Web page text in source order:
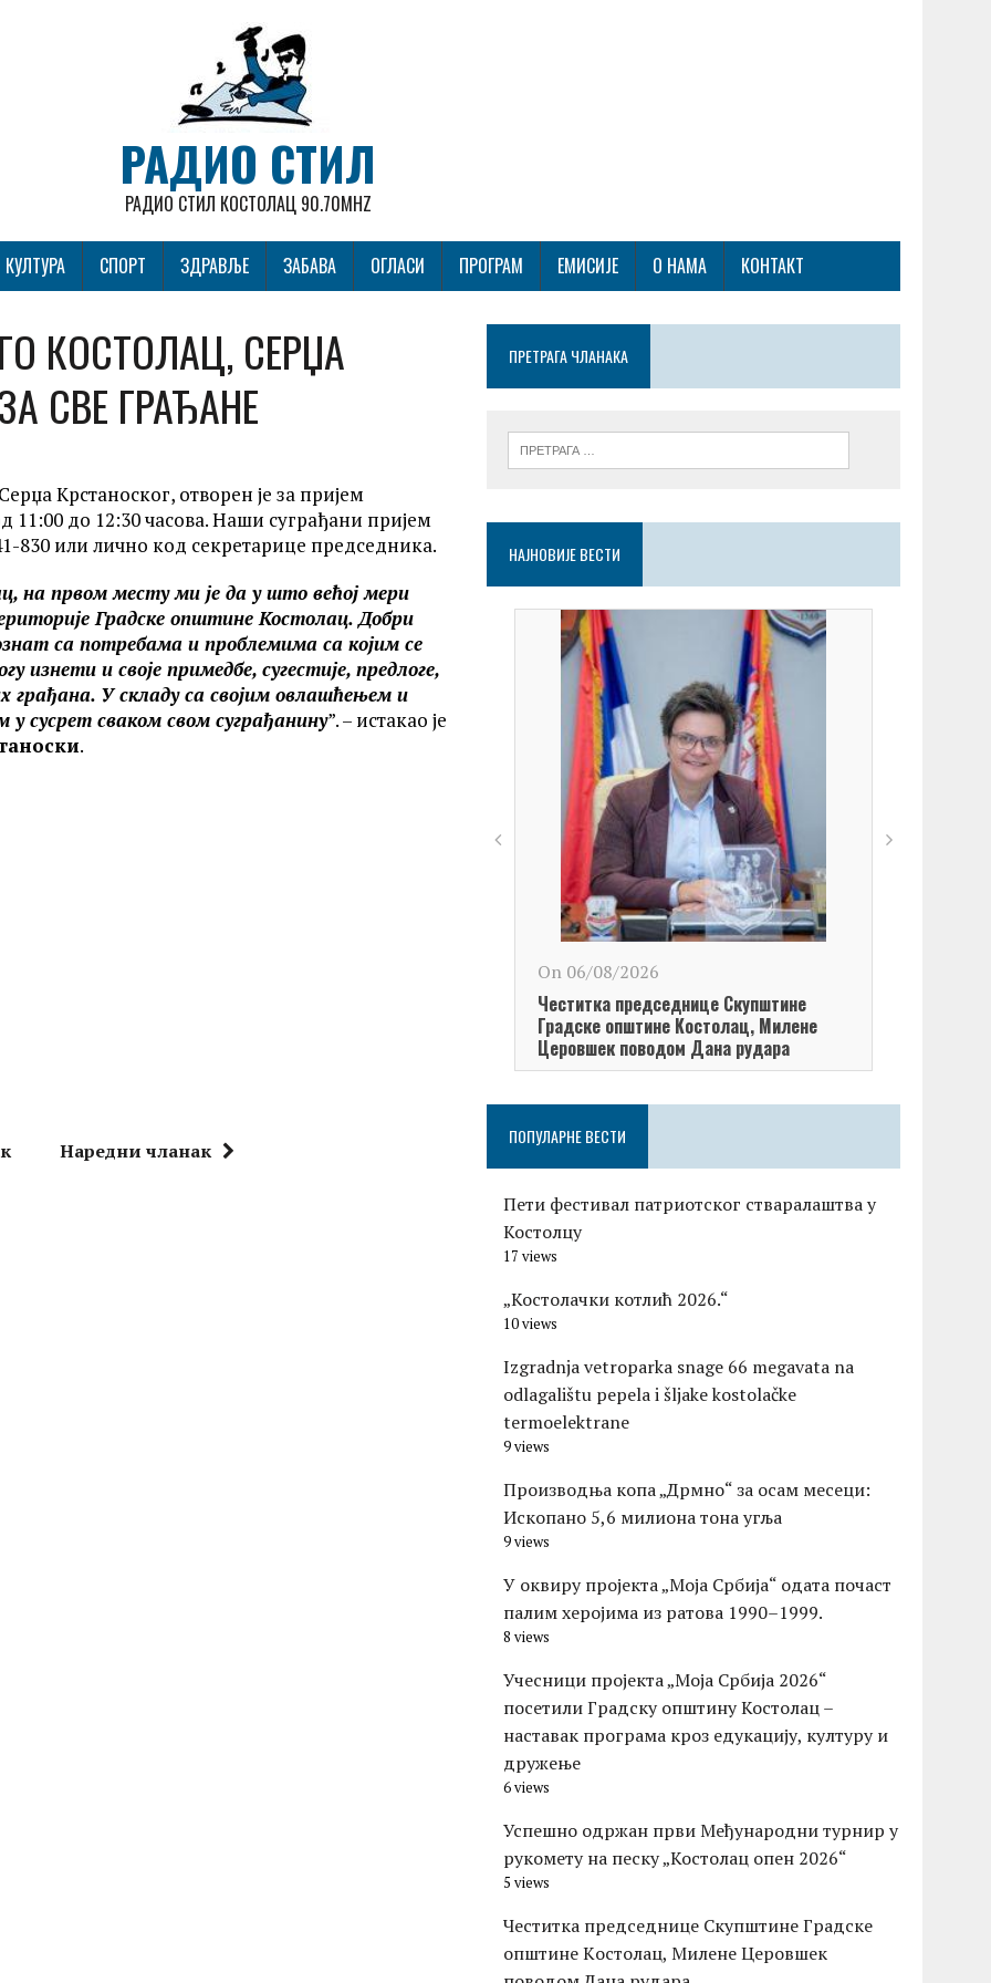
РАДИО СТИЛ
РАДИО СТИЛ КОСТОЛАЦ 90.70MHZ
КУЛТУРА СПОРТ ЗДРАВЉЕ ЗАБАВА ОГЛАСИ ПРОГРАМ ЕМИСИЈЕ О НАМА КОНТАКТ
КОСТОЛАЦ, СЕРЏА
СВЕ ГРАЂАНЕ
Крстаноског, отворен је за пријем
11:00 до 12:30 часова. Наши суграђани пријем
830 или лично код секретарице председника.
на првом месту ми је да у што већој мери
Градске општине Костолац. Добри
са потребама и проблемима са којим се
и своје примедбе, сугестије, предлоге,
грађана. У складу са својим овлашћењем и
сусрет сваком свом суграђанину”. – истакао је
.
Наредни чланак
ПРЕТРАГА ЧЛАНАКА
НАЈНОВИЈЕ ВЕСТИ
On 06/08/2026
Честитка председнице Скупштине
Градске општине Kостолац, Милене
Церовшек поводом Дана рудара
ПОПУЛАРНЕ ВЕСТИ
Пети фестивал патриотског стваралаштва у
Костолцу
17 views
„Костолачки котлић 2026.“
10 views
Izgradnja vetroparka snage 66 megavata na
odlagalištu pepela i šljake kostolačke
termoelektrane
9 views
Производња копа „Дрмно“ за осам месеци:
Ископано 5,6 милиона тона угља
9 views
У оквиру пројекта „Моја Србија“ одата почаст
палим херојима из ратова 1990–1999.
8 views
Учесници пројекта „Моја Србија 2026“
посетили Градску општину Костолац –
наставак програма кроз едукацију, културу и
дружење
6 views
Успешно одржан први Међународни турнир у
рукомету на песку „Костолац опен 2026“
5 views
Честитка председнице Скупштине Градске
општине Kостолац, Милене Церовшек